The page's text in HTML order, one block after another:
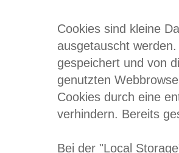
Cookies sind kleine
ausgetauscht
gespeichert und von
genutzten
Cookies durch eine
verhindern. Bereits
Bei der "Local